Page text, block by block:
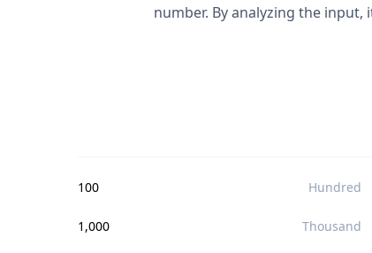
number. By analyzing the
100 Hundred
1,000 Thousand